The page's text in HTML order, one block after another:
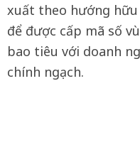
xuất theo hướng
để được cấp mã số
bao tiêu với doanh
chính ngạch.